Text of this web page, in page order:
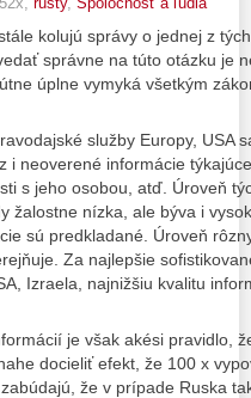
kolujú správy o jednej z
správne na túto otázku je
úplne vymyká všetkým
služby Europy, USA
i neoverené informácie
s jeho osobou, atď. Úroveň
žalostne nízka, ale býva i
sú predkladané. Úroveň
Za najlepšie
Izraela, najnižšiu kvalitu
je však akési pravidlo,
docieliť efekt, že 100 x
že v prípade Ruska